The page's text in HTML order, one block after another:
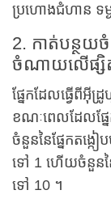
ប្រហោងជំហាន ទម្
2. កាត់បន្ថយ
ចំណាយលើផ្សិ
ផ្នែកដែលធ្វើពីអ៊ីដ្
ខណៈពេលដែលផ្នែ
ចំនួននៃផ្នែកតង្ក
ទៅ 1 ហើយចំនួននៃ
ទៅ 10 ។